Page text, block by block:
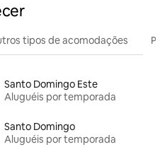
tipos de acomodações
Santo Domingo Este
Aluguéis por temporada
Santo Domingo
Aluguéis por temporada